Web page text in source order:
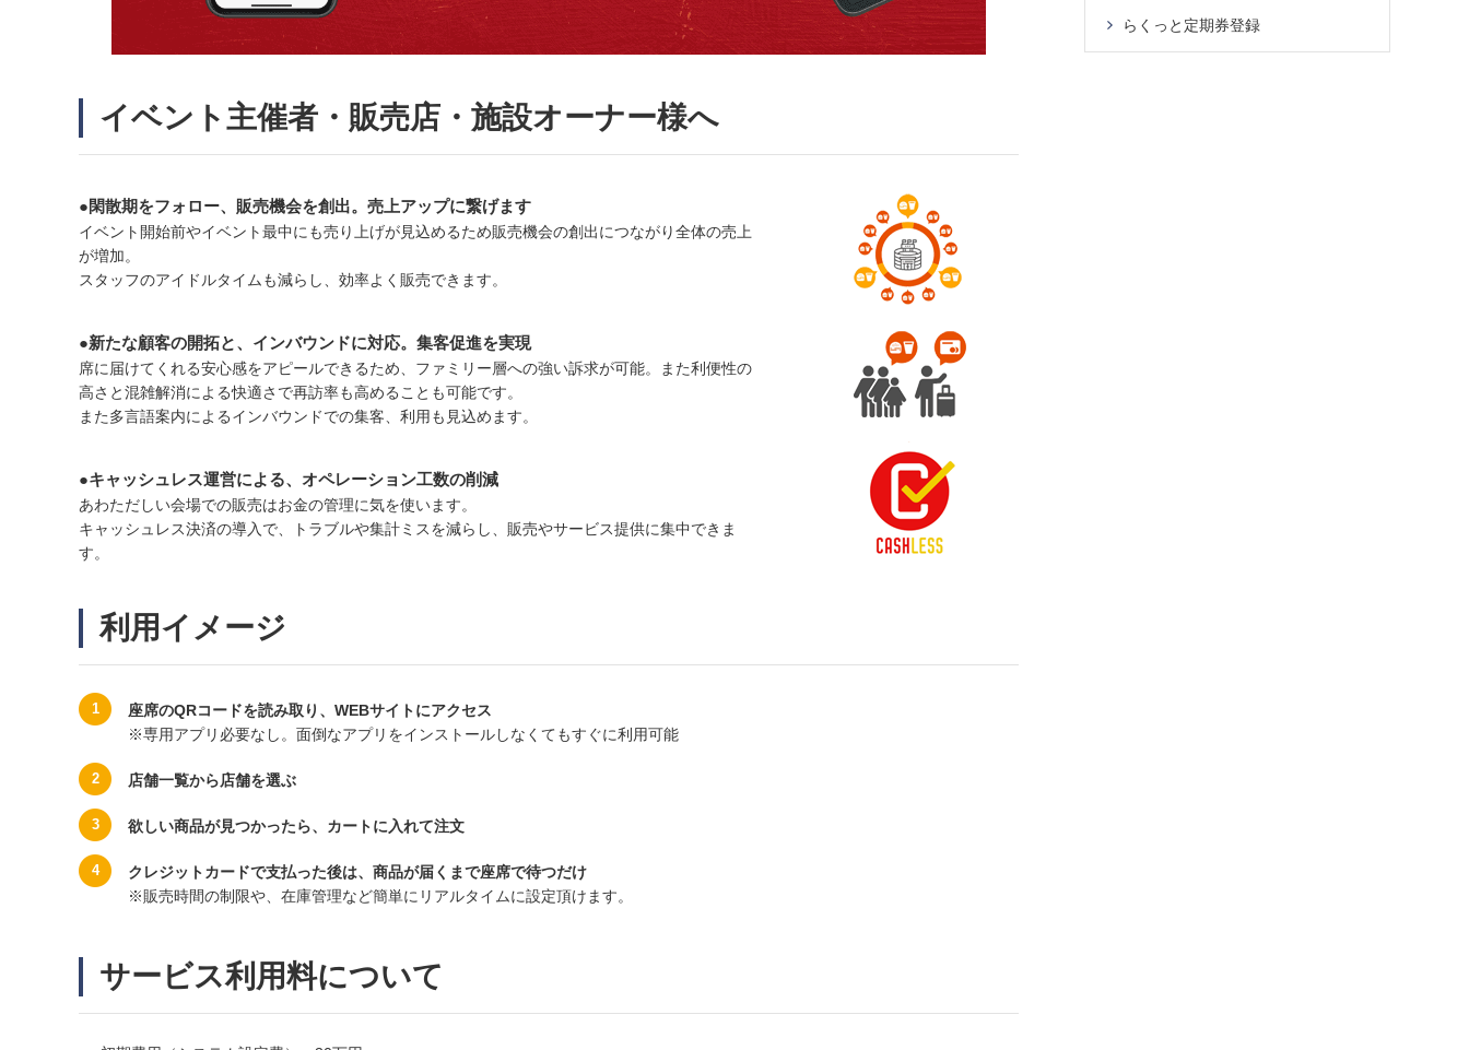
イベント主催者・販売店・施設オーナー様へ
●閑散期をフォロー、販売機会を創出。売上アップに繋げます
イベント開始前やイベント最中にも売り上げが見込めるため販売機会の創出につながり全体の売上
が増加。
スタッフのアイドルタイムも減らし、効率よく販売できます。
●新たな顧客の開拓と、インバウンドに対応。集客促進を実現
席に届けてくれる安心感をアピールできるため、ファミリー層への強い訴求が可能。また利便性の
高さと混雑解消による快適さで再訪率も高めることも可能です。
また多言語案内によるインバウンドでの集客、利用も見込めます。
●キャッシュレス運営による、オペレーション工数の削減
あわただしい会場での販売はお金の管理に気を使います。
キャッシュレス決済の導入で、トラブルや集計ミスを減らし、販売やサービス提供に集中できま
す。
利用イメージ
1
座席のQRコードを読み取り、WEBサイトにアクセス
※専用アプリ必要なし。面倒なアプリをインストールしなくてもすぐに利用可能
2 店舗一覧から店舗を選ぶ
3 欲しい商品が見つかったら、カートに入れて注文
4
クレジットカードで支払った後は、商品が届くまで座席で待つだけ
※販売時間の制限や、在庫管理など簡単にリアルタイムに設定頂けます。
サービス利用料について
らくっと定期券登録